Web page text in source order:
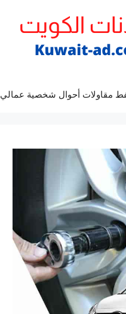
مقاولات أحوال شخصية عمالي